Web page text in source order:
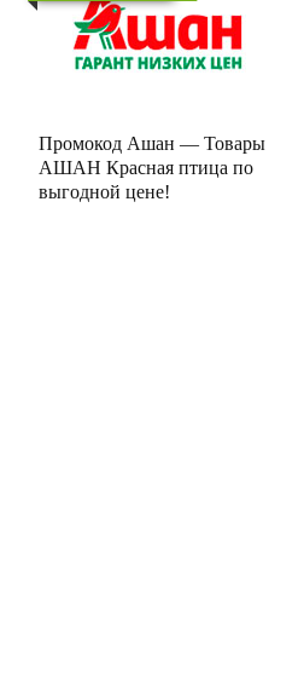
Промокод Ашан — Товары
АШАН Красная птица по
выгодной цене!